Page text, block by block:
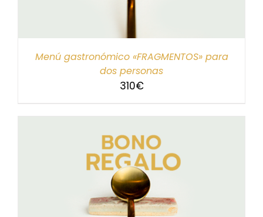
Menú gastronómico «FRAGMENTOS» para
dos personas
310€